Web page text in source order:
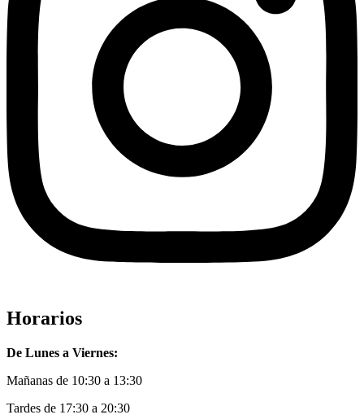
Horarios
De Lunes a Viernes:
Mañanas de 10:30 a 13:30
Tardes de 17:30 a 20:30